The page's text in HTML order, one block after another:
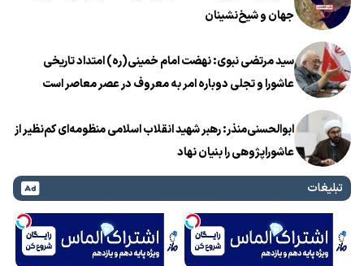
جهان و شیخ‌نشینان
سید مرتضی نبوی: نهضت امام خمینی(ره) امتداد تاریخی
عاشورا و تجلی دوباره امر به معروف در عصر معاصر است
ابوالحسنی‌منذر: رهبر شهید انقلاب اسلامی منظومه‌ای کم‌نظیر از
عاشوراپژوهی را بنیان نهاد
تبلیغات